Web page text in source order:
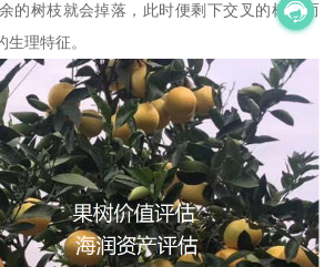
的树枝就会掉落，此时便剩下交叉的树枝而
理特征。